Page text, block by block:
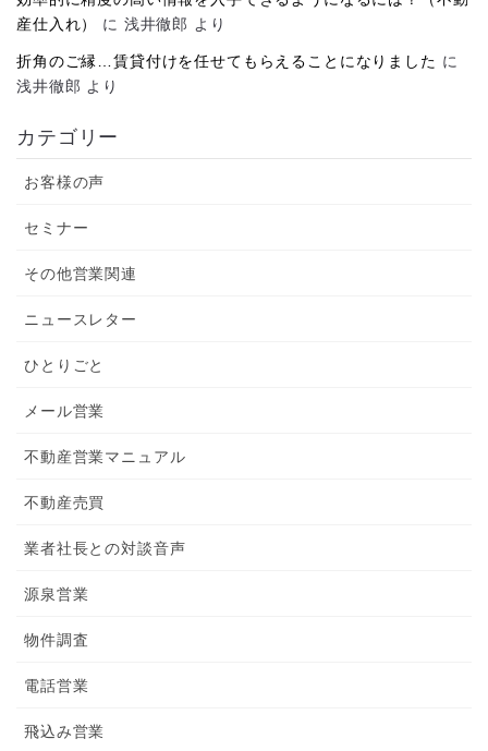
産仕入れ）
に 浅井徹郎 より
折角のご縁…賃貸付けを任せてもらえることになりました に
浅井徹郎 より
カテゴリー
お客様の声
セミナー
その他営業関連
ニュースレター
ひとりごと
メール営業
不動産営業マニュアル
不動産売買
業者社長との対談音声
源泉営業
物件調査
電話営業
飛込み営業